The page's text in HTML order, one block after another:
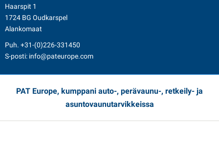
Haarspit 1
1724 BG Oudkarspel
Alankomaat
Puh. +31-(0)226-331450
S-posti: info@pateurope.com
PAT Europe, kumppani auto-, perävaunu-, retkeily- ja
asuntovaunutarvikkeissa